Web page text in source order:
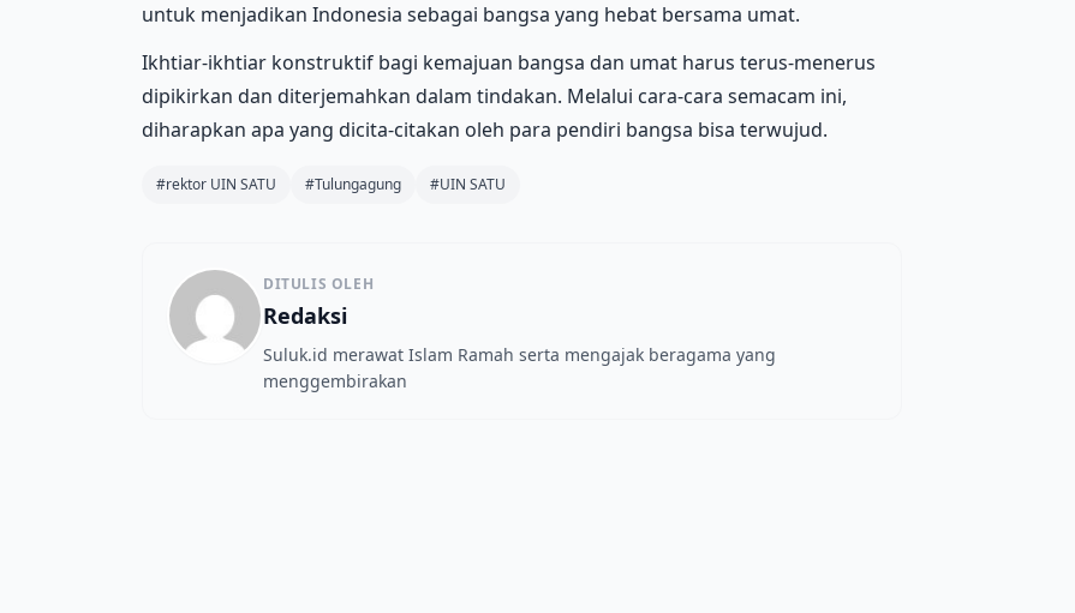
untuk menjadikan Indonesia sebagai bangsa yang hebat bersama umat.
Ikhtiar-ikhtiar konstruktif bagi kemajuan bangsa dan umat harus terus-menerus
dipikirkan dan diterjemahkan dalam tindakan. Melalui cara-cara semacam ini,
diharapkan apa yang dicita-citakan oleh para pendiri bangsa bisa terwujud.
#rektor UIN SATU #Tulungagung #UIN SATU
DITULIS OLEH
Redaksi
Suluk.id merawat Islam Ramah serta mengajak beragama yang
menggembirakan